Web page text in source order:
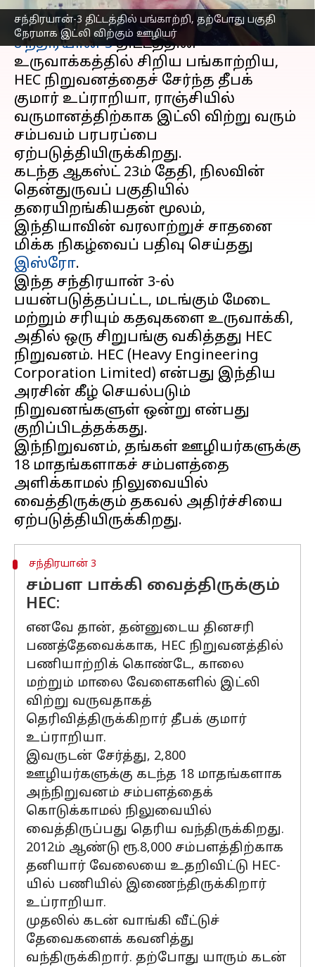
சந்திரயான்-3 திட்டத்தில் பங்காற்றி, தற்போது பகுதி
நேரமாக இட்லி விற்கும் ஊழியர்
செய்தி முன்னோட்டம்
சந்திரயான் 3திட்டத்தின்
உருவாக்கத்தில் சிறிய பங்காற்றிய,
HEC நிறுவனத்தைச் சேர்ந்த தீபக்
குமார் உப்ராறியா, ராஞ்சியில்
வருமானத்திற்காக இட்லி விற்று வரும்
சம்பவம் பரபரப்பை
ஏற்படுத்தியிருக்கிறது.
கடந்த ஆகஸ்ட் 23ம் தேதி, நிலவின்
தென்துருவப் பகுதியில்
தரையிறங்கியதன் மூலம்,
இந்தியாவின் வரலாற்றுச் சாதனை
மிக்க நிகழ்வைப் பதிவு செய்தது
இஸ்ரோ.
இந்த சந்திரயான் 3-ல்
பயன்படுத்தப்பட்ட, மடங்கும் மேடை
மற்றும் சரியும் கதவுகளை உருவாக்கி,
அதில் ஒரு சிறுபங்கு வகித்தது HEC
நிறுவனம். HEC (Heavy Engineering
Corporation Limited) என்பது இந்திய
அரசின் கீழ் செயல்படும்
நிறுவனங்களுள் ஒன்று என்பது
குறிப்பிடத்தக்கது.
இந்நிறுவனம், தங்கள் ஊழியர்களுக்கு
18 மாதங்களாகச் சம்பளத்தை
அளிக்காமல் நிலுவையில்
வைத்திருக்கும் தகவல் அதிர்ச்சியை
சந்திரயான் 3
சம்பள பாக்கி வைத்திருக்கும்
HEC:
எனவே தான், தன்னுடைய தினசரி
பணத்தேவைக்காக, HEC நிறுவனத்தில்
பணியாற்றிக் கொண்டே, காலை
மற்றும் மாலை வேளைகளில் இட்லி
விற்று வருவதாகத்
தெரிவித்திருக்கிறார் தீபக் குமார்
உப்ராறியா.
இவருடன் சேர்த்து, 2,800
ஊழியர்களுக்கு கடந்த 18 மாதங்களாக
அந்நிறுவனம் சம்பளத்தைக்
கொடுக்காமல் நிலுவையில்
வைத்திருப்பது தெரிய வந்திருக்கிறது.
2012ம் ஆண்டு ரூ.8,000 சம்பளத்திற்காக
தனியார் வேலையை உதறிவிட்டு HEC-
யில் பணியில் இணைந்திருக்கிறார்
உப்ராறியா.
முதலில் கடன் வாங்கி வீட்டுச்
தேவைகளைக் கவனித்து
வந்திருக்கிறார். தற்போது யாரும் கடன்